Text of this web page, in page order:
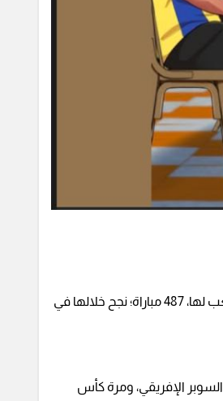
ووفقًا لموقع "ترانسفير ماركت"، فإن شيكابالا شارك، خلال مسيرته الكروية مع الأندية التي لعب لها، 487 مباراة؛ نجح خلالها في
كانت مع الزمالك؛ بواقع 4 الدوري المصري، و6 كأس مصر، و3 كأس السوبر الإفريقي، ومرة كأس